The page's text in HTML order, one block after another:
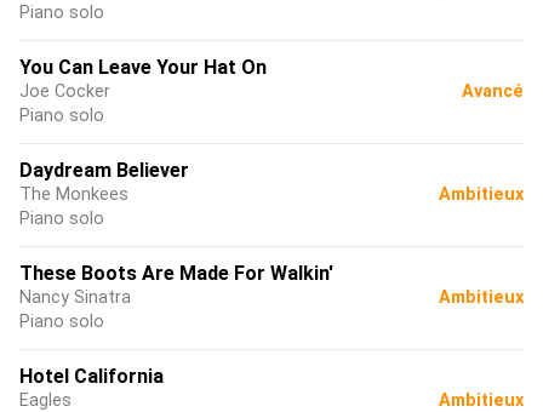
Piano solo
You Can Leave Your Hat On
Joe Cocker
Piano solo
Avancé
Daydream Believer
The Monkees
Piano solo
Ambitieux
These Boots Are Made For Walkin'
Nancy Sinatra
Piano solo
Ambitieux
Hotel California
Eagles
Ambitieux